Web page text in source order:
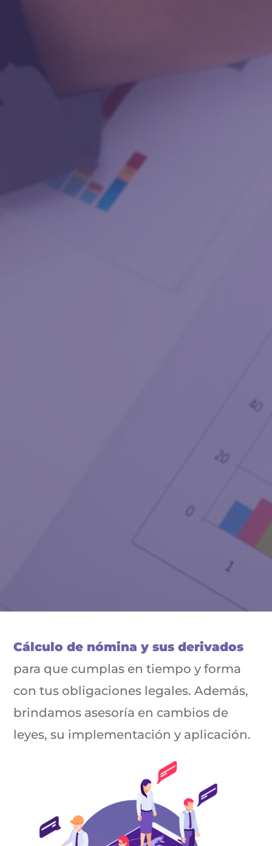
Cálculo de nómina y sus derivados
para que cumplas en tiempo y forma
con tus obligaciones legales. Además,
brindamos asesoría en cambios de
leyes, su implementación y aplicación.